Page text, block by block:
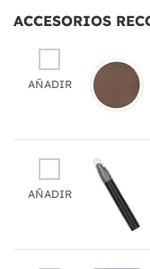
ACCESORIOS
AÑADIR
AÑADIR